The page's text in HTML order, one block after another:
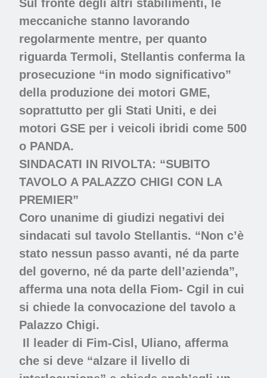
Sul fronte degli altri stabilimenti, le
meccaniche stanno lavorando
regolarmente mentre, per quanto
riguarda Termoli, Stellantis conferma la
prosecuzione “in modo significativo”
della produzione dei motori GME,
soprattutto per gli Stati Uniti, e dei
motori GSE per i veicoli ibridi come 500
o PANDA.
SINDACATI IN RIVOLTA: “SUBITO
TAVOLO A PALAZZO CHIGI CON LA
PREMIER”
Coro unanime di giudizi negativi dei
sindacati sul tavolo Stellantis. “Non c’è
stato nessun passo avanti, né da parte
del governo, né da parte dell’azienda”,
afferma una nota della Fiom- Cgil in cui
si chiede la convocazione del tavolo a
Palazzo Chigi.
Il leader di Fim-Cisl, Uliano, afferma
che si deve “alzare il livello di